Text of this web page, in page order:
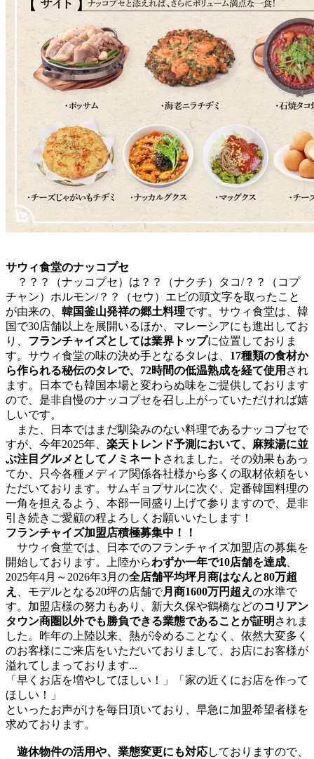
サウィ食堂のナッコプセ
？？？（ナッコプセ）は？？（ナクチ）タコ/？？（コプ
チャン）ホルモン/？？（セウ）エビの頭文字を取ったこと
が由来の、 韓国釜山発祥の郷土料理です。サウィ食堂は、韓
国で30店舗以上を展開いるほか、マレーシアにも進出してお
り、 フランチャイズとしては業界トップに位置しておりま
す。サウィ食堂の味の決め手となるタレは、 17種類の食材か
ら作られる秘伝のタレで、72時間の低温熟成を経て使用 され
ます。日本でも韓国本場と変わらぬ味をご提供しております
ので、是非自慢のナッコプセを召し上がっていただければ嬉
しいです。
また、日本ではまだ馴染みのない料理であるナッコプセで
すが、今年2025年、 楽天トレンド予測において、麻辣湯に並
ぶ注目グルメとしてノミネート されました。その効果もあっ
てか、只今各種メディア関係各社様から多くの取材依頼をい
ただいております。サムギョプサルに次ぐ、定番韓国料理の
一角を担えるよう、本部一同盛り上げて参りますので、是非
引き続きご愛顧の程よろしくお願いいたします！
フランチャイズ加盟店積極募集中！！
サウィ食堂では、日本でのフランチャイズ加盟店の募集を
開始しております。上陸からわずか一年で10店舗を達成
2025年4月～2026年3月の全店舗平均坪月商はなんと80万超
え
、モデルとなる20坪の店舗で月商1600万円超え の水準で
す。加盟店様の努力もあり、新大久保や鶴橋などのコリアン
タウン商圏以外でも勝負できる業態であることが証明 されま
した。昨年の上陸以来、熱が冷めることなく、依然大変多く
のお客様にご来店をいただいておりまして、お店にお客様が
溢れてしまっております...
「早くお店を増やしてほしい！」「家の近くにお店を作って
ほしい！」
といったお声がけを毎日頂いており、早急に加盟希望者様を
求めております。
遊休物件の活用や、業態変更にも対応しておりますので、